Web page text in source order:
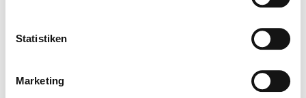
Statistiken
Marketing